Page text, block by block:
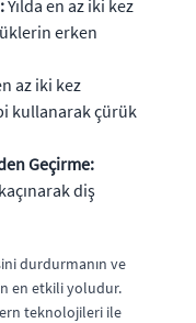
Yılda en az iki kez
erken
az iki kez
kullanarak çürük
Geçirme:
diş
durdurmanın ve
en etkili yoludur.
teknolojileri ile